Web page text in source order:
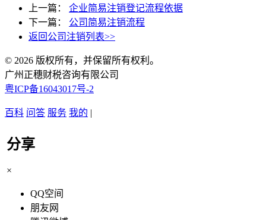
上一篇： 企业简易注销登记流程依据
下一篇： 公司简易注销流程
返回公司注销列表>>
© 2026 版权所有，并保留所有权利。
广州正穗财税咨询有限公司
粤ICP备16043017号-2
百科 问答 服务 我的 |
分享
×
QQ空间
朋友网